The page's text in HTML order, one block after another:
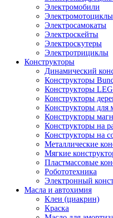
Электромобили
Электромотоциклы
Электросамокаты
Электроскейты
Электроскутеры
Электротрициклы
Конструкторы
Динамический
Конструкторы
Конструкторы
Конструкторы
Конструкторы для
Конструкторы
Конструкторы на
Конструкторы на
Металлические
Мягкие
Пластмассовые
Робототехника
Электронный
Масла и автохимия
Клеи (циакрин)
Краска